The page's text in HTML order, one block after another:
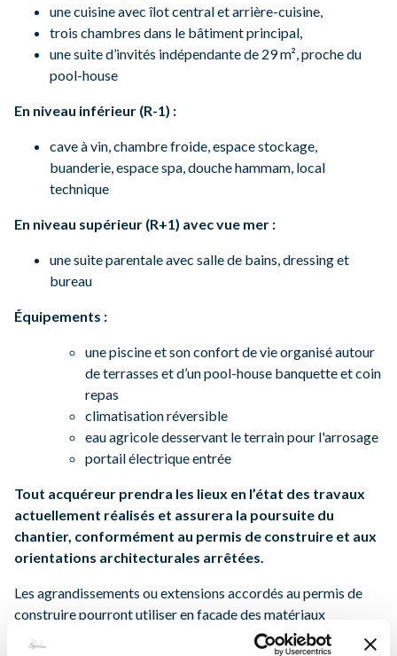
une cuisine avec îlot central et arrière-cuisine,
trois chambres dans le bâtiment principal,
une suite d’invités indépendante de 29 m², proche du
pool-house
En niveau inférieur (R-1) :
cave à vin, chambre froide, espace stockage,
buanderie, espace spa, douche hammam, local
technique
En niveau supérieur (R+1) avec vue mer :
une suite parentale avec salle de bains, dressing et
bureau
Équipements :
une piscine et son confort de vie organisé autour
de terrasses et d’un pool-house banquette et coin
repas
climatisation réversible
eau agricole desservant le terrain pour l'arrosage
portail électrique entrée
Tout acquéreur prendra les lieux en l’état des travaux
actuellement réalisés et assurera la poursuite du
chantier, conformément au permis de construire et aux
orientations architecturales arrêtées.
Les agrandissements ou extensions accordés au permis de
construire pourront utiliser en façade des matériaux
différents tels le bois ou le métal pour donner à l'ensemble